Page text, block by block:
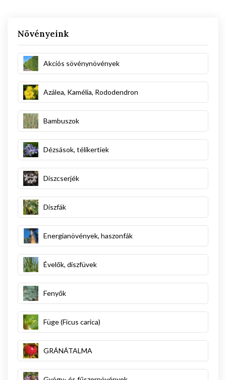
Növényeink
Akciós sövénynövények
Azálea, Kamélia, Rododendron
Bambuszok
Dézsások, télikertiek
Díszcserjék
Díszfák
Energianövények, haszonfák
Évelők, díszfüvek
Fenyők
Füge (Ficus carica)
GRÁNÁTALMA